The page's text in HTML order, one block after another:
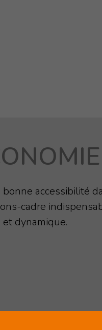
accessibilité
cadre
dynamique.